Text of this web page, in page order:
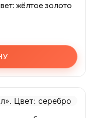
жёлтое золото